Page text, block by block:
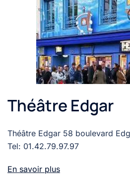
Théâtre Edgar
Théâtre Edgar 58 boulevard
Tel: 01.42.79.97.97
En savoir plus